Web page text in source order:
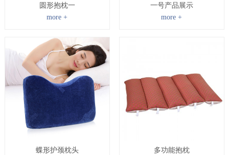
圆形抱枕一
more +
一号产品展示
more +
蝶形护颈枕头
多功能抱枕